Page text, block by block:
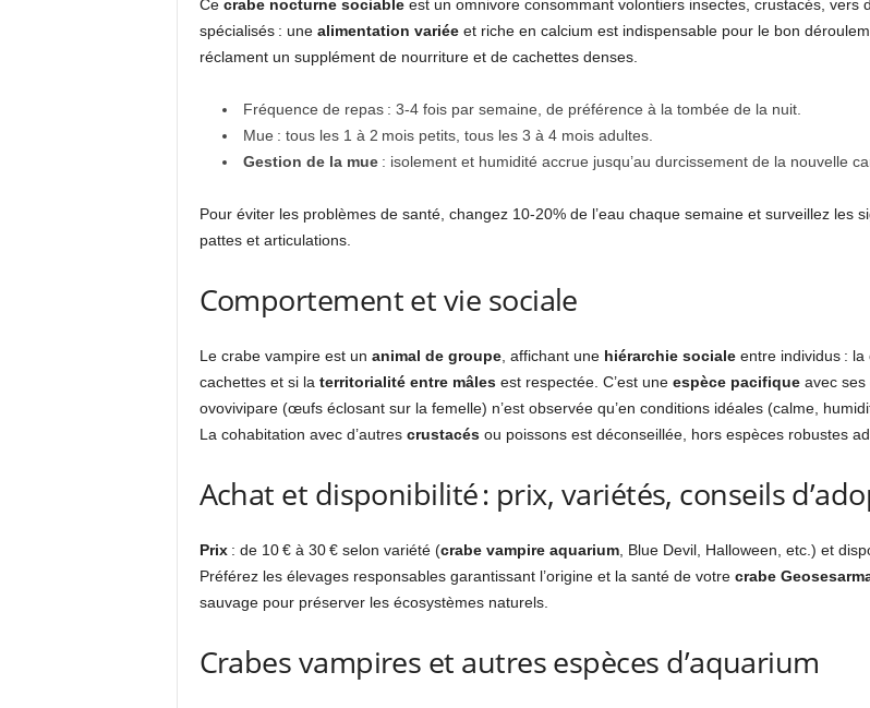
Ce crabe nocturne sociableest un omnivore consommant volontiers insectes, crustacés, vers
spécialisés : une alimentation variéeet riche en calcium est indispensable pour le bon
réclament un supplément de nourriture et de cachettes denses.
Fréquence de repas : 3-4 fois par semaine, de préférence à la tombée de la nuit.
Mue : tous les 1 à 2 mois petits, tous les 3 à 4 mois adultes.
Gestion de la mue: isolement et humidité accrue jusqu’au durcissement de la nouvelle
Pour éviter les problèmes de santé, changez 10-20% de l’eau chaque semaine et surveillez les
pattes et articulations.
Comportement et vie sociale
Le crabe vampire est un animal de groupe, affichant une hiérarchie socialeentre individus : la
cachettes et si la territorialité entre mâlesest respectée. C’est une espèce pacifiqueavec ses
ovovivipare (œufs éclosant sur la femelle) n’est observée qu’en conditions idéales (calme,
La cohabitation avec d’autres crustacésou poissons est déconseillée, hors espèces robustes
Achat et disponibilité : prix, variétés, conseils
Prix: de 10 € à 30 € selon variété (crabe vampire aquarium, Blue Devil, Halloween, etc.) et
Préférez les élevages responsables garantissant l’origine et la santé de votre crabe
sauvage pour préserver les écosystèmes naturels.
Crabes vampires et autres espèces d’aquarium